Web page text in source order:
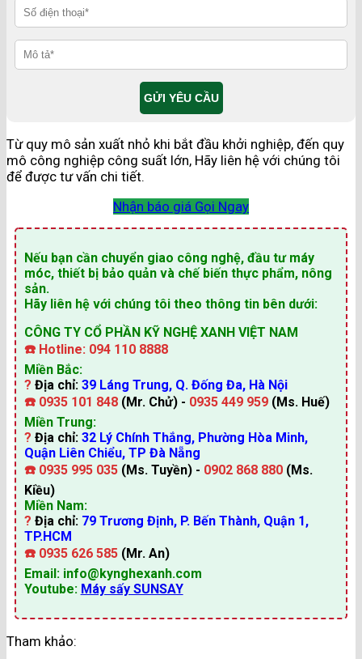
Từ quy mô sản xuất nhỏ khi bắt đầu khởi nghiệp, đến quy
mô công nghiệp công suất lớn, Hãy liên hệ với chúng tôi
để được tư vấn chi tiết.
Nhận báo giá Gọi Ngay
Nếu bạn cần chuyển giao công nghệ, đầu tư máy
móc, thiết bị bảo quản và chế biến thực phẩm, nông
sản.
Hãy liên hệ với chúng tôi theo thông tin bên dưới:
CÔNG TY CỔ PHẦN KỸ NGHỆ XANH VIỆT NAM
☎️ Hotline: 094 110 8888
Miền Bắc:
? Địa chỉ: 39 Láng Trung, Q. Đống Đa, Hà Nội
☎️ 0935 101 848 (Mr. Chử) - 0935 449 959(Ms. Huế)
Miền Trung:
? Địa chỉ: 32 Lý Chính Thắng, Phường Hòa Minh,
Quận Liên Chiểu, TP Đà Nẵng
☎️ 0935 995 035 (Ms. Tuyền) - 0902 868 880(Ms.
Kiều)
Miền Nam:
? Địa chỉ: 79 Trương Định, P. Bến Thành, Quận 1,
TP.HCM
☎️ 0935 626 585 (Mr. An)
Email: info@kynghexanh.com
Youtube: Máy sấy SUNSAY
Tham khảo: